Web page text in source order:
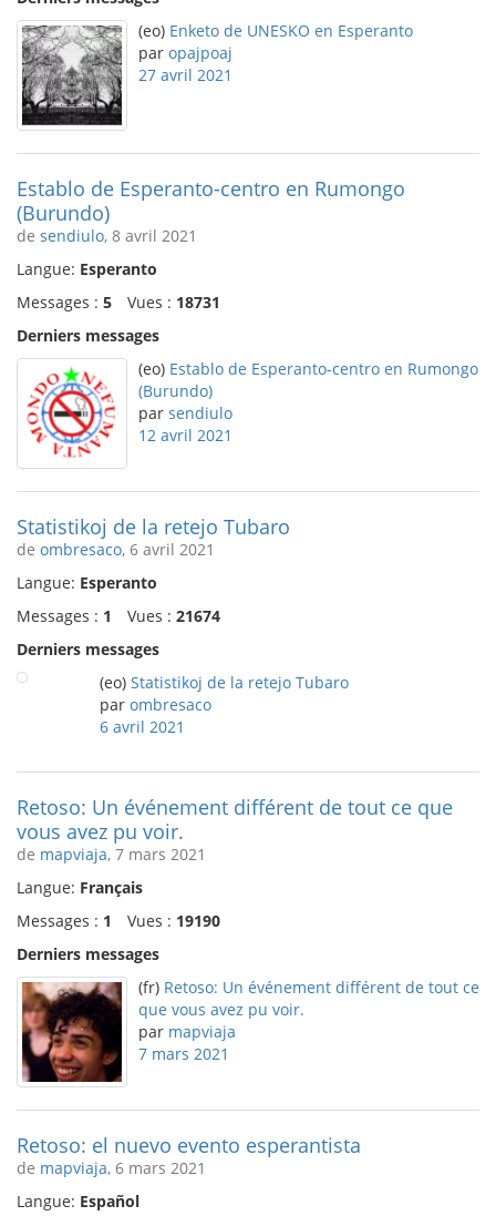
(eo) Enketo de UNESKO en Esperanto
par opajpoaj
27 avril 2021
Establo de Esperanto-centro en Rumongo
(Burundo)
de sendiulo, 8 avril 2021
Langue: Esperanto
Messages : 5 Vues : 18731
Derniers messages
(eo) Establo de Esperanto-centro en Rumongo
(Burundo)
par sendiulo
12 avril 2021
Statistikoj de la retejo Tubaro
de ombresaco, 6 avril 2021
Langue: Esperanto
Messages : 1 Vues : 21674
Derniers messages
(eo) Statistikoj de la retejo Tubaro
par ombresaco
6 avril 2021
Retoso: Un événement différent de tout ce que
vous avez pu voir.
de mapviaja, 7 mars 2021
Langue: Français
Messages : 1 Vues : 19190
Derniers messages
(fr) Retoso: Un événement différent de tout ce
que vous avez pu voir.
par mapviaja
7 mars 2021
Retoso: el nuevo evento esperantista
de mapviaja, 6 mars 2021
Langue: Español